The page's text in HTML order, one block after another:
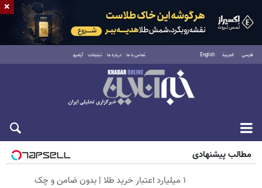
فارسی العربية English تماس با ما درباره ما تبلیغات آرشیو
شنبه ۱۷ مرداد ۱۴۰۵
مطالب پیشنهادی
۱ میلیارد اعتبار خرید طلا | بدون ضامن و چک
×